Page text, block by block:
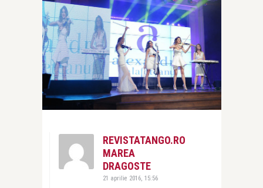
REVISTATANGO.RO
MAREA
DRAGOSTE
21 aprilie 2016, 15:56